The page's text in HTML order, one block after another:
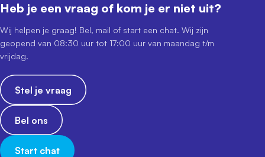
Heb je een vraag of kom je er niet uit?
Wij helpen je graag! Bel, mail of start een chat. Wij zijn
geopend van 08:30 uur tot 17:00 uur van maandag t/m
vrijdag.
Stel je vraag
Bel ons
Start chat